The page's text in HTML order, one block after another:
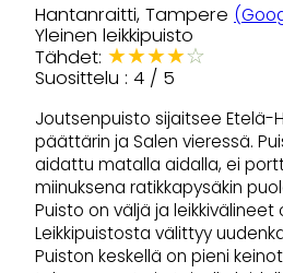
Hantanraitti, Tampere
Yleinen leikkipuisto
Tähdet: ★★★★☆
Suosittelu : 4 / 5
Joutsenpuisto sijaitsee Etelä-
päättärin ja Salen vieressä.
aidattu matalla aidalla, ei
miinuksena ratikkapysäkin
Puisto on väljä ja leikkivälineet
Leikkipuistosta välittyy
Puiston keskellä on pieni